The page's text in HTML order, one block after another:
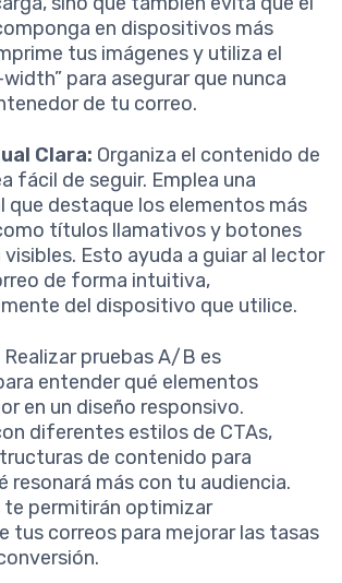
en dispositivos más
tus imágenes y utiliza el
para asegurar que nunca
de tu correo.
Clara: Organiza el contenido de
fácil de seguir. Emplea una
que destaque los elementos más
títulos llamativos y botones
Esto ayuda a guiar al lector
de forma intuitiva,
del dispositivo que utilice.
Realizar pruebas A/B es
entender qué elementos
en un diseño responsivo.
diferentes estilos de CTAs,
de contenido para
resonará más con tu audiencia.
te permitirán optimizar
tus correos para mejorar las tasas